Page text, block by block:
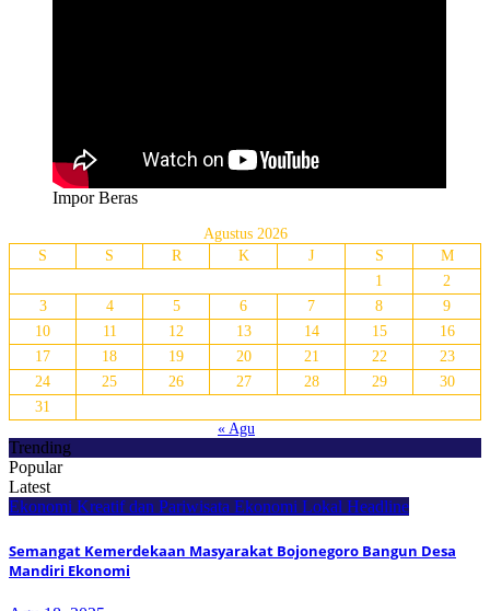
Impor Beras
Agustus 2026
S
S R K J S
M
1
2
3
4 5 6 7 8
9
10
11 12 13 14 15
16
17
18 19 20 21 22
23
24
25 26 27 28 29
30
31
« Agu
Trending
Popular
Latest
Ekonomi Kreatif dan Pariwisata Ekonomi Lokal Headline
Semangat Kemerdekaan Masyarakat Bojonegoro Bangun Desa
Mandiri Ekonomi